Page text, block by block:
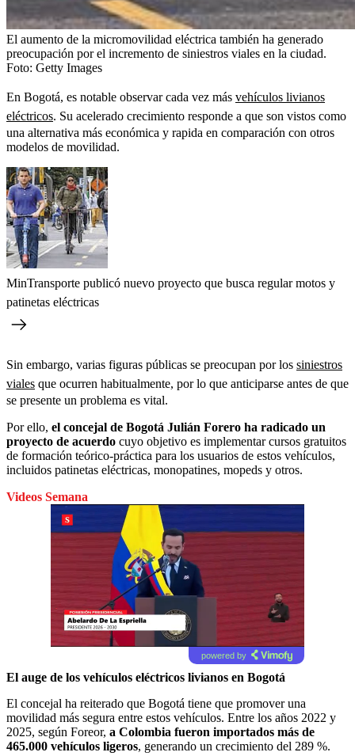
El aumento de la micromovilidad eléctrica también ha generado
preocupación por el incremento de siniestros viales en la ciudad.
Foto: Getty Images
En Bogotá, es notable observar cada vez más vehículos livianos
eléctricos. Su acelerado crecimiento responde a que son vistos como
una alternativa más económica y rapida en comparación con otros
modelos de movilidad.
MinTransporte publicó nuevo proyecto que busca regular motos y
patinetas eléctricas
Sin embargo, varias figuras públicas se preocupan por los siniestros
viales que ocurren habitualmente, por lo que anticiparse antes de que
se presente un problema es vital.
Por ello, el concejal de Bogotá Julián Forero ha radicado un
proyecto de acuerdo cuyo objetivo es implementar cursos gratuitos
de formación teórico-práctica para los usuarios de estos vehículos,
incluidos patinetas eléctricas, monopatines, mopeds y otros.
Videos Semana
powered by
El auge de los vehículos eléctricos livianos en Bogotá
El concejal ha reiterado que Bogotá tiene que promover una
movilidad más segura entre estos vehículos. Entre los años 2022 y
2025, según Foreor, a Colombia fueron importados más de
465.000 vehículos ligeros, generando un crecimiento del 289 %.